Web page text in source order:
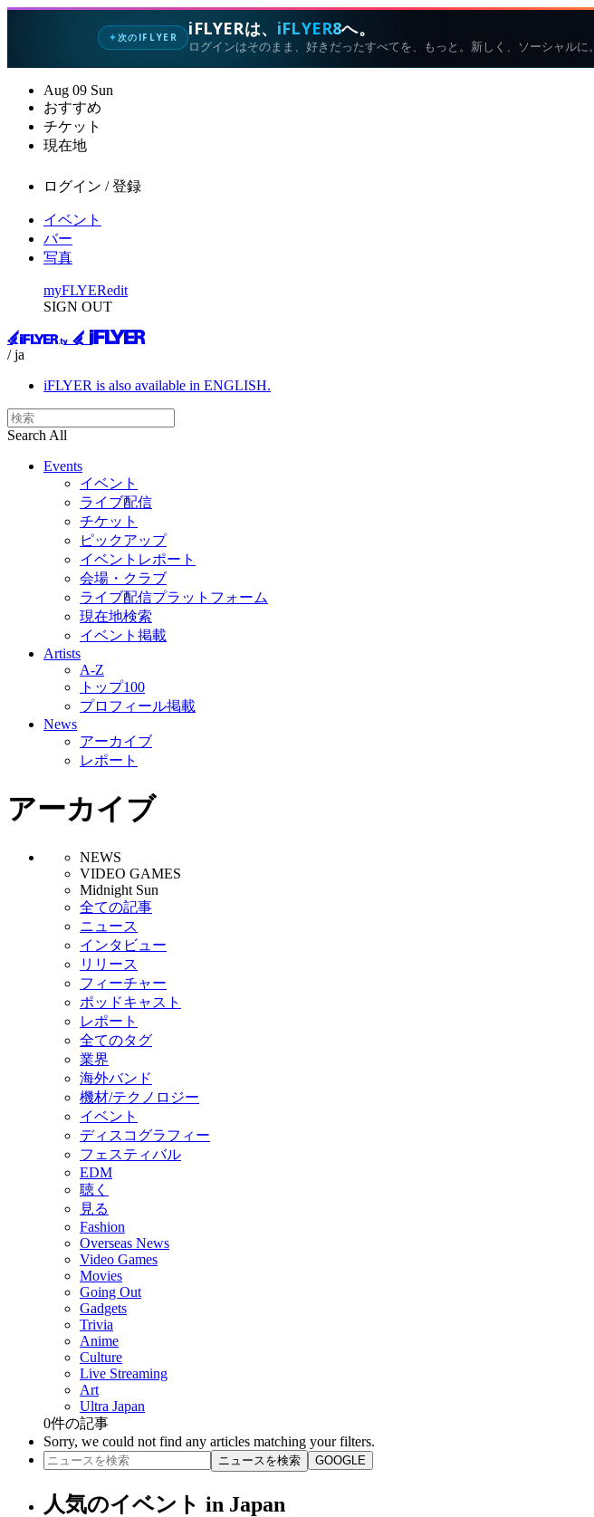
✦次のIFLYER iFLYERは、 iFLYER8へ。
ログインはそのまま、好きだったすべてを、もっと。新しく、ソーシャルに。
Aug 09 Sun
おすすめ
チケット
現在地
ログイン / 登録
イベント
バー
写真
myFLYERedit
SIGN OUT
/ ja
iFLYER is also available in ENGLISH.
Search All
Events
イベント
ライブ配信
チケット
ピックアップ
イベントレポート
会場・クラブ
ライブ配信プラットフォーム
現在地検索
イベント掲載
Artists
A-Z
トップ100
プロフィール掲載
News
アーカイブ
レポート
アーカイブ
NEWS
VIDEO GAMES
Midnight Sun
全ての記事
ニュース
インタビュー
リリース
フィーチャー
ポッドキャスト
レポート
全てのタグ
業界
海外バンド
機材/テクノロジー
イベント
ディスコグラフィー
フェスティバル
EDM
聴く
見る
Fashion
Overseas News
Video Games
Movies
Going Out
Gadgets
Trivia
Anime
Culture
Live Streaming
Art
Ultra Japan
0件の記事
Sorry, we could not find any articles matching your filters.
ニュースを検索 GOOGLE
人気のイベント in Japan